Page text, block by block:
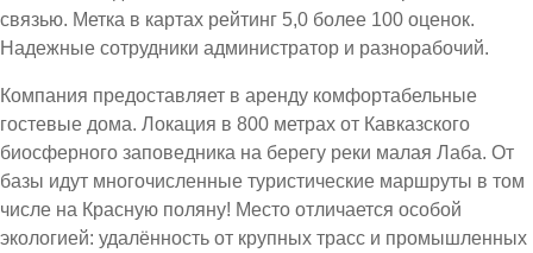
связью. Метка в картах рейтинг 5,0 более 100 оценок.
Надежные сотрудники администратор и разнорабочий.
Компания предоставляет в аренду комфортабельные
гостевые дома. Локация в 800 метрах от Кавказского
биосферного заповедника на берегу реки малая Лаба. От
базы идут многочисленные туристические маршруты в том
числе на Красную поляну! Место отличается особой
экологией: удалённость от крупных трасс и промышленных